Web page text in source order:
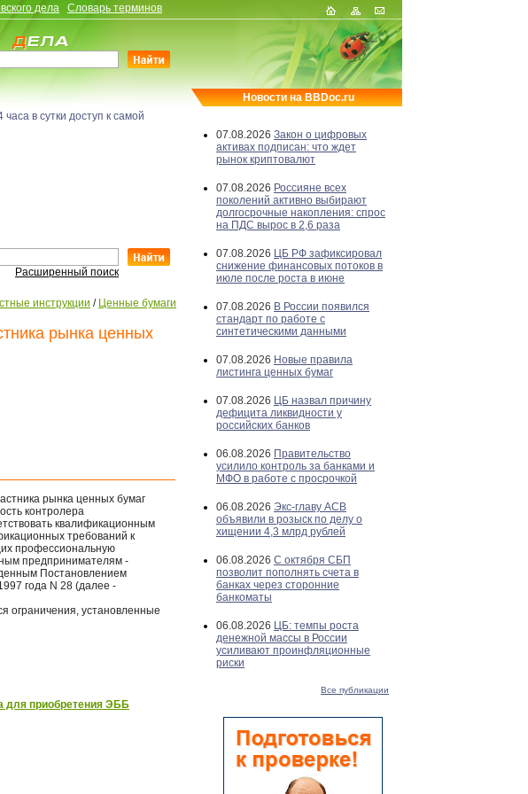
дела
Словарь терминов
в сутки доступ к самой
Расширенный поиск
инструкции / Ценные бумаги
рынка ценных
рынка ценных бумаг
контролера
квалификационным
требований к
профессиональную
предпринимателям -
Постановлением
года N 28 (далее -
ограничения, установленные
для приобретения ЭББ
Новости на BBDoc.ru
07.08.2026 Закон о цифровых
активах подписан: что ждет
рынок криптовалют
07.08.2026 Россияне всех
поколений активно выбирают
долгосрочные накопления: спрос
на ПДС вырос в 2,6 раза
07.08.2026 ЦБ РФ зафиксировал
снижение финансовых потоков в
июле после роста в июне
07.08.2026 В России появился
стандарт по работе с
синтетическими данными
07.08.2026 Новые правила
листинга ценных бумаг
07.08.2026 ЦБ назвал причину
дефицита ликвидности у
российских банков
06.08.2026 Правительство
усилило контроль за банками и
МФО в работе с просрочкой
06.08.2026 Экс-главу АСВ
объявили в розыск по делу о
хищении 4,3 млрд рублей
06.08.2026 С октября СБП
позволит пополнять счета в
банках через сторонние
банкоматы
06.08.2026 ЦБ: темпы роста
денежной массы в России
усиливают проинфляционные
риски
Все публикации